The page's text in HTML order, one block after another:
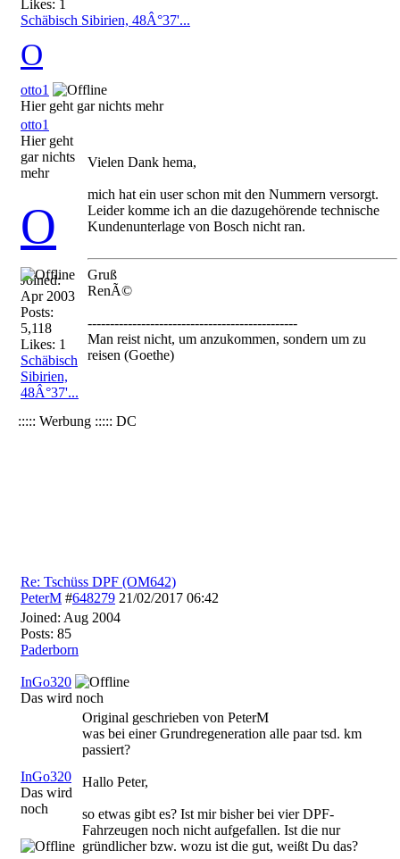
Likes: 1
Schäbisch Sibirien, 48Â°37'...
O
otto1
Hier geht gar nichts mehr
otto1
Hier geht
gar nichts
mehr
O
Joined:
Apr 2003
Posts:
5,118
Likes: 1
Schäbisch
Sibirien,
48Â°37'...
Vielen Dank hema,
mich hat ein user schon mit den Nummern versorgt.
Leider komme ich an die dazugehörende technische
Kundenunterlage von Bosch nicht ran.
Gruß
RenÃ©
-----------------------------------------------
Man reist nicht, um anzukommen, sondern um zu
reisen (Goethe)
::::: Werbung ::::: DC
Re: Tschüss DPF (OM642)
PeterM #648279 21/02/2017 06:42
Joined: Aug 2004
Posts: 85
Paderborn
InGo320
Das wird noch
InGo320
Das wird
noch
Original geschrieben von PeterM
was bei einer Grundregeneration alle paar tsd. km
passiert?
Hallo Peter,
so etwas gibt es? Ist mir bisher bei vier DPF-
Fahrzeugen noch nicht aufgefallen. Ist die nur
gründlicher bzw. wozu ist die gut, weißt Du das?